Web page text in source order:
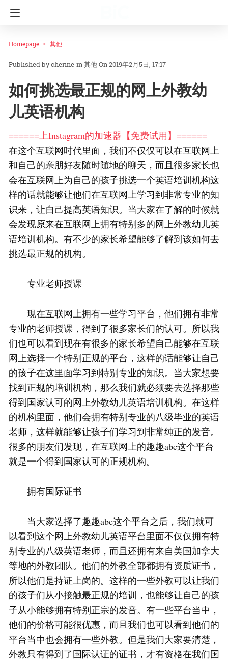
Homepage 其他
cherine in其他On 2019年2月5日, 17:17
如何挑选最正规的网上外教幼
儿英语机构
======上Instagram的加速器【免费试用】======
在这个互联网时代里面，我们不仅仅可以在互联网上
和自己的亲朋好友随时随地的聊天，而且很多家长也
会在互联网上为自己的孩子挑选一个英语培训机构这
样的话就能够让他们在互联网上学习到非常专业的知
识来，让自己提高英语知识。当大家在了解的时候就
会发现原来在互联网上拥有特别多的网上外教幼儿英
语培训机构。有不少的家长希望能够了解到该如何去
挑选最正规的机构。
专业老师授课
现在互联网上拥有一些学习平台，他们拥有非常
专业的老师授课，得到了很多家长们的认可。所以我
们也可以看到现在有很多的家长希望自己能够在互联
网上选择一个特别正规的平台，这样的话能够让自己
的孩子在这里面学习到特别专业的知识。当大家想要
找到正规的培训机构，那么我们就必须要去选择那些
得到国家认可的网上外教幼儿英语培训机构。在这样
的机构里面，他们会拥有特别专业的八级毕业的英语
老师，这样就能够让孩子们学习到非常纯正的发音。
很多的朋友们发现，在互联网上的趣趣abc这个平台
就是一个得到国家认可的正规机构。
拥有国际证书
当大家选择了趣趣abc这个平台之后，我们就可
以看到这个网上外教幼儿英语平台里面不仅仅拥有特
别专业的八级英语老师，而且还拥有来自美国加拿大
等地的外教团队。他们的外教全部都拥有资质证书，
所以他们是持证上岗的。这样的一些外教可以让我们
的孩子们从小接触最正规的培训，也能够让自己的孩
子从小能够拥有特别正宗的发音。有一些平台当中，
他们的价格可能很优惠，而且我们也可以看到他们的
平台当中也会拥有一些外教。但是我们大家要清楚，
外教只有得到了国际认证的证书，才有资格在我们国